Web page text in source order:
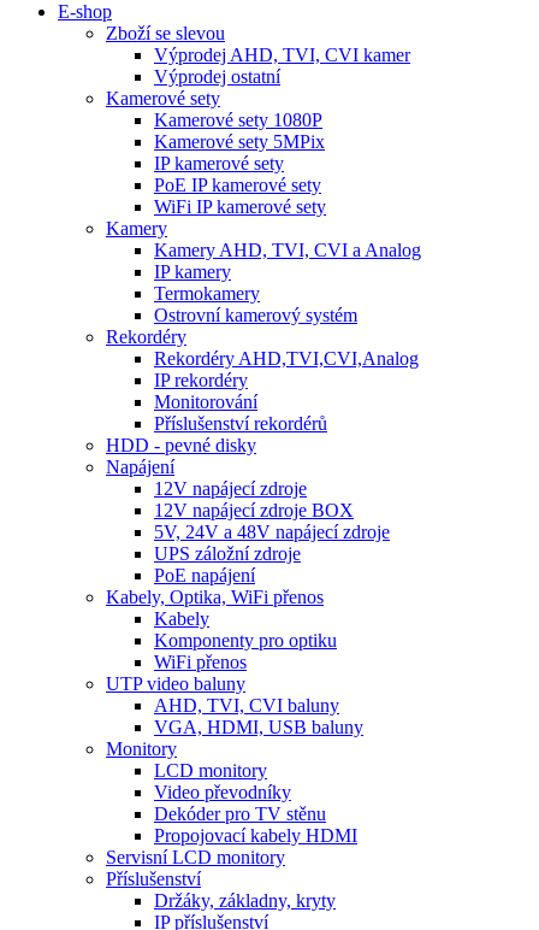
E-shop
Zboží se slevou
Výprodej AHD, TVI, CVI kamer
Výprodej ostatní
Kamerové sety
Kamerové sety 1080P
Kamerové sety 5MPix
IP kamerové sety
PoE IP kamerové sety
WiFi IP kamerové sety
Kamery
Kamery AHD, TVI, CVI a Analog
IP kamery
Termokamery
Ostrovní kamerový systém
Rekordéry
Rekordéry AHD,TVI,CVI,Analog
IP rekordéry
Monitorování
Příslušenství rekordérů
HDD - pevné disky
Napájení
12V napájecí zdroje
12V napájecí zdroje BOX
5V, 24V a 48V napájecí zdroje
UPS záložní zdroje
PoE napájení
Kabely, Optika, WiFi přenos
Kabely
Komponenty pro optiku
WiFi přenos
UTP video baluny
AHD, TVI, CVI baluny
VGA, HDMI, USB baluny
Monitory
LCD monitory
Video převodníky
Dekóder pro TV stěnu
Propojovací kabely HDMI
Servisní LCD monitory
Příslušenství
Držáky, základny, kryty
IP příslušenství